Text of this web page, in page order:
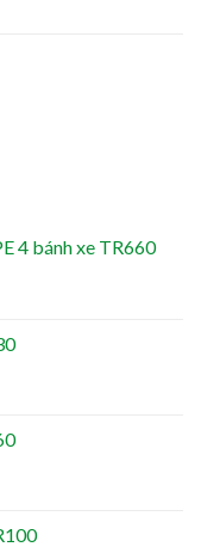
4 bánh xe TR660